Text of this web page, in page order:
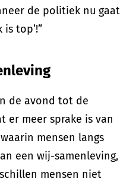
de politiek nu gaat
top’!”
de avond tot de
er meer sprake is van
mensen langs
een wij-samenleving,
mensen niet